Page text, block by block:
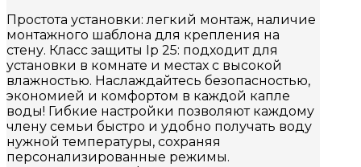
Простота установки: легкий монтаж, наличие
монтажного шаблона для крепления на
стену. Класс защиты Ip 25: подходит для
установки в комнате и местах с высокой
влажностью. Наслаждайтесь безопасностью,
экономией и комфортом в каждой капле
воды! Гибкие настройки позволяют каждому
члену семьи быстро и удобно получать воду
нужной температуры, сохраняя
персонализированные режимы.